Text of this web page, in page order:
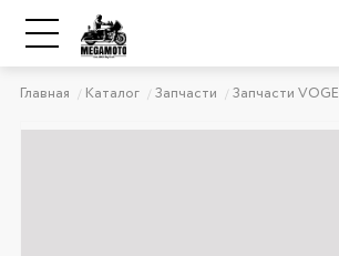
Главная Каталог Запчасти Запчасти VOGE